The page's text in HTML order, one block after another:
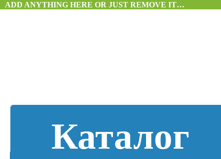
ADD ANYTHING HERE OR JUST REMOVE IT…
Каталог